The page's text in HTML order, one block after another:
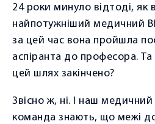
Ультразвукова
24 роки минуло відтоді, як
найпотужніший медичний
за цей час вона пройшла
аспіранта до професора.
цей шлях закінчено?
Звісно ж, ні. І наш
команда знають, що межі